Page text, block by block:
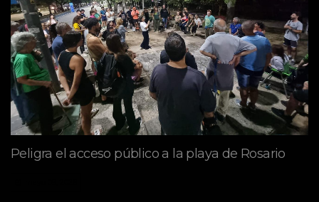
Peligra el acceso público a la playa de Rosario